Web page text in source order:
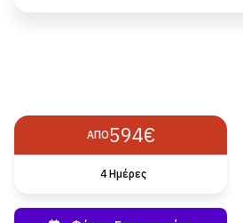
ΑΠΌ594€
4 Ημέρες